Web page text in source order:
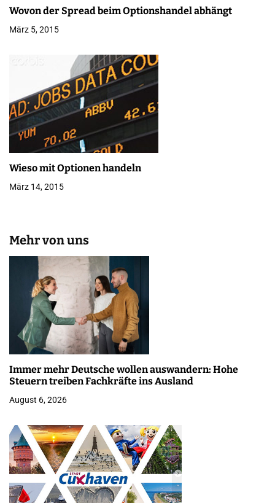
n
Wovon der Spread beim Optionshandel abhängt
März 5, 2015
Wieso mit Optionen handeln
März 14, 2015
Mehr von uns
Immer mehr Deutsche wollen auswandern: Hohe
Steuern treiben Fachkräfte ins Ausland
August 6, 2026